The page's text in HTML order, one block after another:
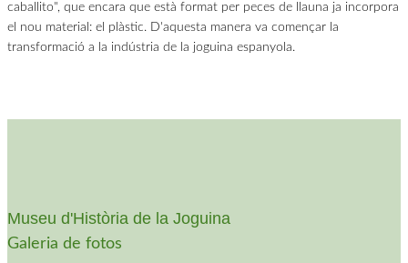
caballito", que encara que està format per peces de llauna ja incorpora
el nou material: el plàstic. D'aquesta manera va començar la
transformació a la indústria de la joguina espanyola.
Museu d'Història de la Joguina
Galeria de fotos